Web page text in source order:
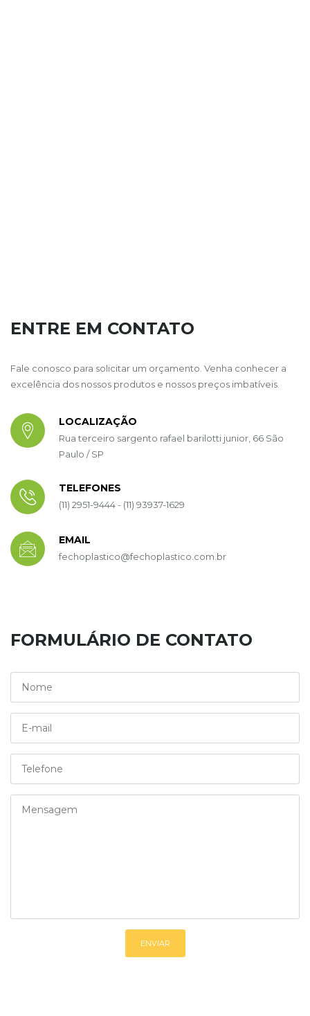
ENTRE EM CONTATO
Fale conosco para solicitar um orçamento. Venha conhecer a
excelência dos nossos produtos e nossos preços imbatíveis.
LOCALIZAÇÃO
Rua terceiro sargento rafael barilotti junior, 66 São
Paulo / SP
TELEFONES
(11) 2951-9444 - (11) 93937-1629
EMAIL
fechoplastico@fechoplastico.com.br
FORMULÁRIO DE CONTATO